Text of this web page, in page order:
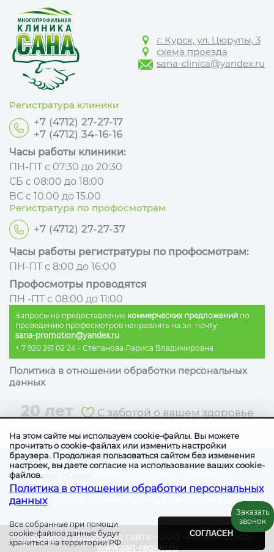
Заказать
звонок
г. Курск, ул. Цюрупы, 3
схема проезда
sana-clinica@yandex.ru
Регистратура клиники
+7 (4712) 27-27-17
+7 (4712) 34-16-16
Регистратура по профосмотрам
+7 (4712) 27-27-37
Запросы на предоставление коммерческих предложений по
проведению профосмотров направлять на эл. почту:
sana-promotion@yandex.ru
+ 7 920 261 02 24 - Степанова Лариса Владимировна
Часы работы клиники:
ПН-ПТ с 07:30 до 20:30
СБ с 08:00 до 18:00
ВС с 10.00 до 15.00
Часы работы регистратуры по профосмотрам:
ПН-ПТ с 8:00 до 16:00
Профосмотры проводятся
ПН -ПТ с 08:00 до 11:00
Политика в отношении обработки персональных
данных
20 лет С заботой о вашем здоровье
2026©Сана Ко
Перед прохождением любых процедур
необходимо проконсультироваться со
специалистом, имеются противопоказания
Создание и поддержка сайта - ООО «Регион центр».
www.sait-region.ru
На этом сайте мы используем cookie-файлы. Вы можете
прочитать о cookie-файлах или изменить настройки
браузера. Продолжая пользоваться сайтом без изменения
настроек, вы даете согласие на использование ваших cookie-
файлов.
Политика в отношении обработки персональных
данных
Все собранные при помощи
cookie-файлов данные будут
храниться на территории РФ.
СОГЛАСЕН